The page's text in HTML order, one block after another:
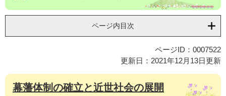
ページ内目次
ページID：0007522
更新日：2021年12月13日更新
幕藩体制の確立と近世社会の展開